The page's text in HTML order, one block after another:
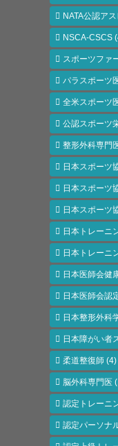
NATA公認ア
NSCA-CSCS
スポーツファ
パラスポーツ
全米スポーツ
公認スポーツ
整形外科専門
日本スポーツ
日本スポーツ
日本スポーツ
日本トレーニ
日本トレーニ
日本医師会健
日本医師会認
日本整形外科
日本障がい者
柔道整復師 (4)
脳外科専門医
認定トレーニ
認定パーソナ